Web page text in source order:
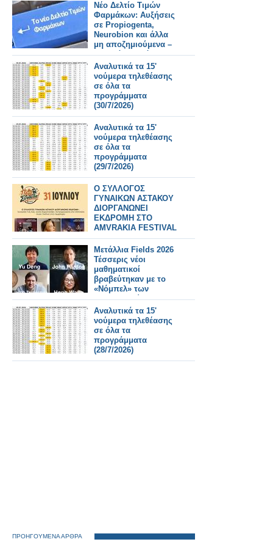
Νέο Δελτίο Τιμών
Φαρμάκων: Αυξήσεις
σε Propiogenta,
Neurobion και άλλα
μη αποζημιούμενα –
Τι αλλάζει από
31/7/2026
Αναλυτικά τα 15'
νούμερα τηλεθέασης
σε όλα τα
προγράμματα
(30/7/2026)
Αναλυτικά τα 15'
νούμερα τηλεθέασης
σε όλα τα
προγράμματα
(29/7/2026)
Ο ΣΥΛΛΟΓΟΣ
ΓΥΝΑΙΚΩΝ ΑΣΤΑΚΟΥ
ΔΙΟΡΓΑΝΩΝΕΙ
ΕΚΔΡΟΜΗ ΣΤΟ
AMVRAKIA FESTIVAL
ΣΤΙΣ 31/7/2026 ΣΤΗ
ΣΥΝΑΥΛΙΑ
ΧΑΤΖΗΦΡΑΓΚΕΤΑ
ΚΑΡΑΠΑΤΑΚΗ ΠΥΞ
ΛΑΞ
Μετάλλια Fields 2026
Τέσσερις νέοι
μαθηματικοί
βραβεύτηκαν με το
«Νόμπελ» των
Μαθηματικών
Αναλυτικά τα 15'
νούμερα τηλεθέασης
σε όλα τα
προγράμματα
(28/7/2026)
ΠΡΟΗΓΟΥΜΕΝΑ ΑΡΘΡΑ